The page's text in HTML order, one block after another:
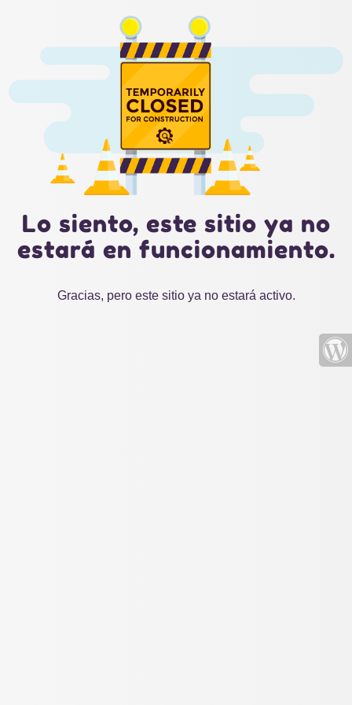
Lo siento, este sitio ya no
estará en funcionamiento.
Gracias, pero este sitio ya no estará activo.